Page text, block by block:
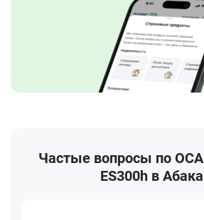
Частые вопросы по
ES300h в